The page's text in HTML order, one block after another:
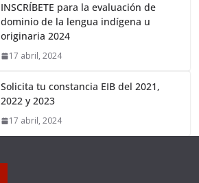
INSCRÍBETE para la evaluación de
dominio de la lengua indígena u
originaria 2024
17 abril, 2024
Solicita tu constancia EIB del 2021,
2022 y 2023
17 abril, 2024